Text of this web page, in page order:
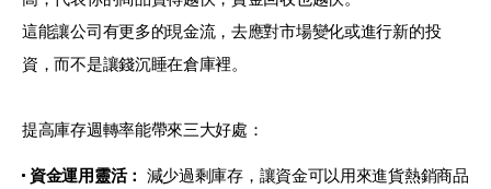
這能讓公司有更多的現金流，去應對市場變化或進行新的投
資，而不是讓錢沉睡在倉庫裡。
提高庫存週轉率能帶來三大好處：
資金運用靈活： 減少過剩庫存，讓資金可以用來進貨熱銷商品